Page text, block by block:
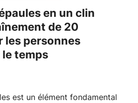
de 20
les personnes
le temps
est un élément fondamental